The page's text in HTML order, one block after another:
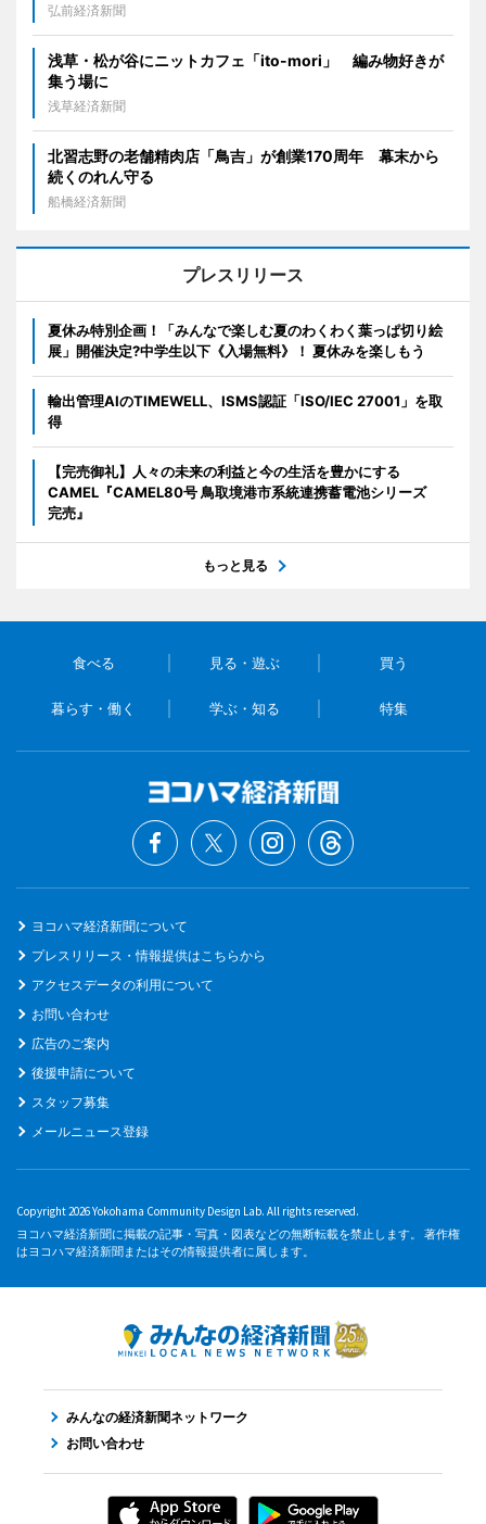
弘前経済新聞
浅草・松が谷にニットカフェ「ito-mori」 編み物好きが
集う場に
浅草経済新聞
北習志野の老舗精肉店「鳥吉」が創業170周年 幕末から
続くのれん守る
船橋経済新聞
プレスリリース
夏休み特別企画！「みんなで楽しむ夏のわくわく葉っぱ切り絵
展」開催決定?中学生以下《入場無料》！ 夏休みを楽しもう
輸出管理AIのTIMEWELL、ISMS認証「ISO/IEC 27001」を取
得
【完売御礼】人々の未来の利益と今の生活を豊かにする
CAMEL『CAMEL80号 鳥取境港市系統連携蓄電池シリーズ
完売』
もっと見る
食べる 見る・遊ぶ 買う
暮らす・働く 学ぶ・知る 特集
ヨコハマ経済新聞について
プレスリリース・情報提供はこちらから
アクセスデータの利用について
お問い合わせ
広告のご案内
後援申請について
スタッフ募集
メールニュース登録
Copyright 2026 Yokohama Community Design Lab. All rights reserved.
ヨコハマ経済新聞に掲載の記事・写真・図表などの無断転載を禁止します。 著作権
はヨコハマ経済新聞またはその情報提供者に属します。
みんなの経済新聞ネットワーク
お問い合わせ